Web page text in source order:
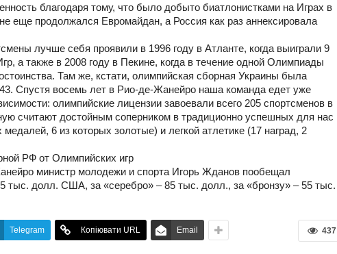
благодаря тому, что было добыто биатлонистками на Играх в
еще продолжался Евромайдан, а Россия как раз аннексировала
лучше себя проявили в 1996 году в Атланте, когда выиграли 9
а также в 2008 году в Пекине, когда в течение одной Олимпиады
Там же, кстати, олимпийская сборная Украины была
Спустя восемь лет в Рио-де-Жанейро наша команда едет уже
олимпийские лицензии завоевали всего 205 спортсменов в
считают достойным соперником в традиционно успешных для нас
6 из которых золотые) и легкой атлетике (17 наград, 2
РФ от Олимпийских игр
министр молодежи и спорта Игорь Жданов пообещал
тыс. долл. США, за «серебро» – 85 тыс. долл., за «бронзу» – 55 тыс.
437
Telegram Копіювати URL Email